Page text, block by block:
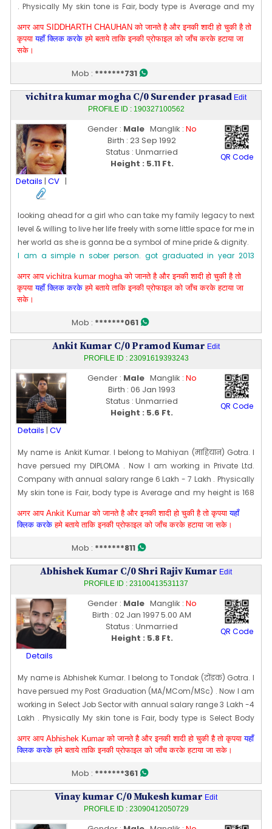
. Physically My skin tone is Fair, body type is Average and my
Edit Profile
Profile Last Updated ON : 10/10/2023 10:17 PM
अगर आप SIDDHARTH CHAUHAN को जानते है और इनकी शादी हो चुकी है तो
कृपयायहाँ क्लिक करकेहमे बताये ताकि इनकी प्रोफाइल को जाँच करके हटाया जा
सके।
Mob : *******731
vichitra kumar mogha C/0 Surender prasad Edit
PROFILE ID : 190327100562
Details | CV|
Gender : MaleManglik : No
Birth : 23 Sep 1992
Status : Unmarried
Height : 5.11 Ft.
QR Code
looking ahead for a girl who can take my family legacy to next
level & willing to live her life freely with some little space for me in
her world as she is gonna be a symbol of mine pride & dignity.
I am a simple n sober person. got graduated in year 2013
govt.jobs.my moral of life is to live it deeply in its up side down
tides.looking ahead for a girl who can become a symbol of my
administrate the house of its own.
Edit Profile
अगर आप vichitra kumar mogha को जानते है और इनकी शादी हो चुकी है तो
कृपयायहाँ क्लिक करकेहमे बताये ताकि इनकी प्रोफाइल को जाँच करके हटाया जा
सके।
Mob : *******061
Ankit Kumar C/0 Pramod Kumar Edit
PROFILE ID : 23091619393243
Details | CV
Gender : MaleManglik : No
Birth : 06 Jan 1993
Status : Unmarried
Height : 5.6 Ft.
QR Code
My name is Ankit Kumar. I belong to Mahiyan (माहियान) Gotra. I
have persued my DIPLOMA . Now I am working in Private Ltd.
Company with annual salary range 6 Lakh - 7 Lakh . Physically
My skin tone is Fair, body type is Average and my height is 168
Edit Profile
अगर आप Ankit Kumar को जानते है और इनकी शादी हो चुकी है तो कृपयायहाँ
क्लिक करकेहमे बताये ताकि इनकी प्रोफाइल को जाँच करके हटाया जा सके।
Mob : *******811
Abhishek Kumar C/0 Shri Rajiv Kumar Edit
PROFILE ID : 23100413531137
Details
Gender : MaleManglik : No
Birth : 02 Jan 1997 5.00 AM
Status : Unmarried
Height : 5.8 Ft.
QR Code
My name is Abhishek Kumar. I belong to Tondak (टोंडक) Gotra. I
have persued my Post Graduation (MA/MCom/MSc) . Now I am
working in Select Job Sector with annual salary range 3 Lakh -4
Lakh . Physically My skin tone is Fair, body type is Select Body
Jan 1997
Profile Last Updated ON : 04/10/2023 02:02 PM
अगर आप Abhishek Kumar को जानते है और इनकी शादी हो चुकी है तो कृपयायहाँ
क्लिक करकेहमे बताये ताकि इनकी प्रोफाइल को जाँच करके हटाया जा सके।
Mob : *******361
Vinay kumar C/0 Mukesh kumar Edit
PROFILE ID : 23090412050729